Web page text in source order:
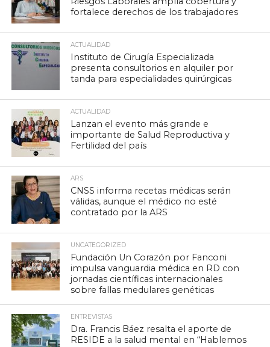
fortalece derechos de los trabajadores
ACTUALIDAD
Instituto de Cirugía Especializada
presenta consultorios en alquiler por
tanda para especialidades quirúrgicas
ACTUALIDAD
Lanzan el evento más grande e
importante de Salud Reproductiva y
Fertilidad del país
ARS
CNSS informa recetas médicas serán
válidas, aunque el médico no esté
contratado por la ARS
UNCATEGORIZED
Fundación Un Corazón por Fanconi
impulsa vanguardia médica en RD con
jornadas científicas internacionales
sobre fallas medulares genéticas
ENTREVISTAS
Dra. Francis Báez resalta el aporte de
RESIDE a la salud mental en “Hablemos